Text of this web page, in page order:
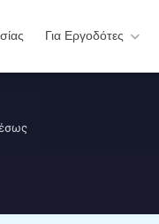
Για Εργοδότες